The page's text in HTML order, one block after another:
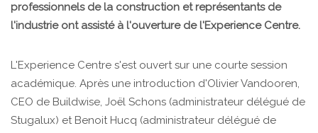
professionnels de la construction et représentants de
l'industrie ont assisté à l'ouverture de l'Experience Centre.
L'Experience Centre s'est ouvert sur une courte session
académique. Après une introduction d'Olivier Vandooren,
CEO de Buildwise, Joël Schons (administrateur délégué de
Stugalux) et Benoit Hucq (administrateur délégué de